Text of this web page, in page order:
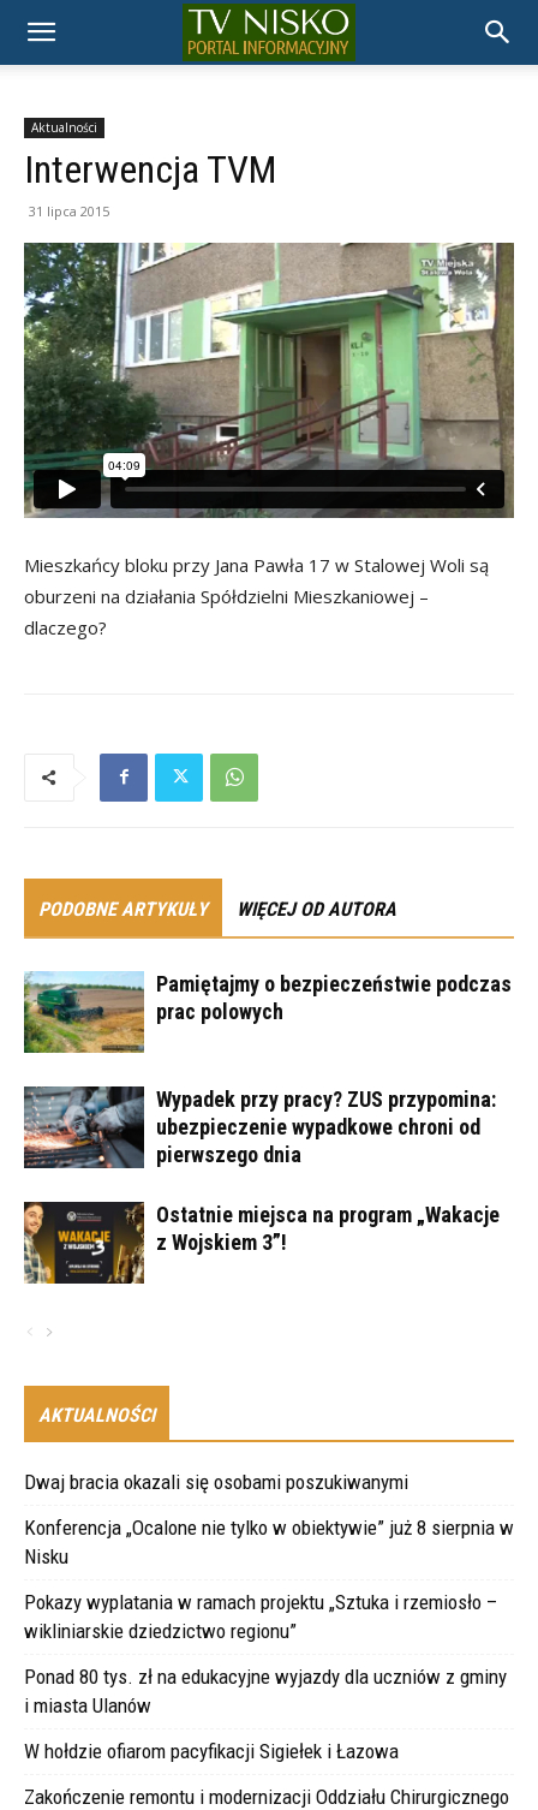
TELEWIZJA
NISKO
Aktualności
Interwencja TVM
31 lipca 2015
Mieszkańcy bloku przy Jana Pawła 17 w Stalowej Woli są
oburzeni na działania Spółdzielni Mieszkaniowej –
dlaczego?
PODOBNE ARTYKUŁY WIĘCEJ OD AUTORA
Pamiętajmy o bezpieczeństwie podczas
prac polowych
Wypadek przy pracy? ZUS przypomina:
ubezpieczenie wypadkowe chroni od
pierwszego dnia
Ostatnie miejsca na program „Wakacje
z Wojskiem 3”!
AKTUALNOŚCI
Dwaj bracia okazali się osobami poszukiwanymi
Konferencja „Ocalone nie tylko w obiektywie” już 8 sierpnia w
Nisku
Pokazy wyplatania w ramach projektu „Sztuka i rzemiosło –
wikliniarskie dziedzictwo regionu”
Ponad 80 tys. zł na edukacyjne wyjazdy dla uczniów z gminy
i miasta Ulanów
W hołdzie ofiarom pacyfikacji Sigiełek i Łazowa
Zakończenie remontu i modernizacji Oddziału Chirurgicznego